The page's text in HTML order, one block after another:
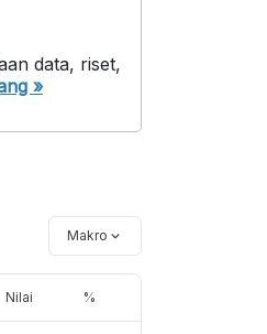
data, riset,
»
Makro
Nilai %